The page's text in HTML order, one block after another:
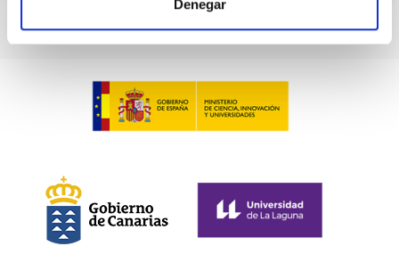
Denegar